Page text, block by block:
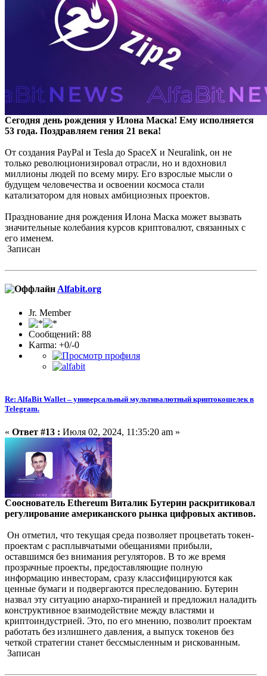
Сегодня день рождения у Илона Маска! Ему исполняется
53 года. Поздравляем гения 21 века!
От создания PayPal и Tesla до SpaceX и Neuralink, он не
только революционизировал отрасли, но и вдохновил
миллионы людей по всему миру. Его взрослые мысли о
будущем человечества и освоении космоса стали
катализатором для новых амбициозных проектов.
Празднование дня рождения Илона Маска может вызвать
значительные колебания курсов криптовалют, связанных с
его именем.
Записан
Alfabit.org
Jr. Member
Сообщений: 88
Karma: +0/-0
Re: AlfaBit Wallet – универсальный мультивалютный криптокошелек в
Telegram.
« Ответ #13 : Июля 02, 2024, 11:35:20 am »
Сооснователь Ethereum Виталик Бутерин раскритиковал
регулирование американского рынка цифровых активов.
Он отметил, что текущая среда позволяет процветать токен-
проектам с расплывчатыми обещаниями прибыли,
оставшимся без внимания регуляторов. В то же время
прозрачные проекты, предоставляющие полную
информацию инвесторам, сразу классифицируются как
ценные бумаги и подвергаются преследованию. Бутерин
назвал эту ситуацию анархо-тиранией и предложил наладить
конструктивное взаимодействие между властями и
криптоиндустрией. Это, по его мнению, позволит проектам
работать без излишнего давления, а выпуск токенов без
четкой стратегии станет бессмысленным и рискованным.
Записан